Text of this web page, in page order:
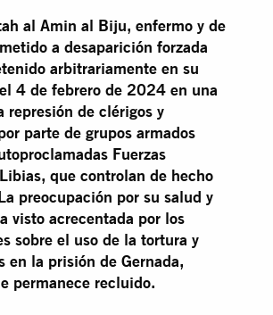
al Amin al Biju, enfermo y de
a desaparición forzada
arbitrariamente en su
4 de febrero de 2024 en una
represión de clérigos y
parte de grupos armados
Fuerzas
que controlan de hecho
preocupación por su salud y
visto acrecentada por los
sobre el uso de la tortura y
en la prisión de Gernada,
permanece recluido.